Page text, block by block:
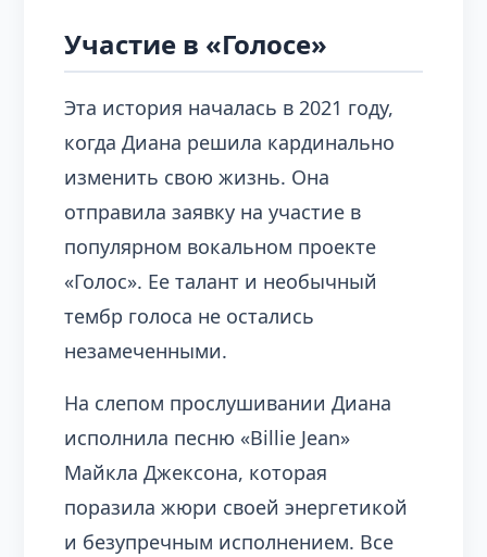
Участие в «Голосе»
Эта история началась в 2021 году,
когда Диана решила кардинально
изменить свою жизнь. Она
отправила заявку на участие в
популярном вокальном проекте
«Голос». Ее талант и необычный
тембр голоса не остались
незамеченными.
На слепом прослушивании Диана
исполнила песню «Billie Jean»
Майкла Джексона, которая
поразила жюри своей энергетикой
и безупречным исполнением. Все